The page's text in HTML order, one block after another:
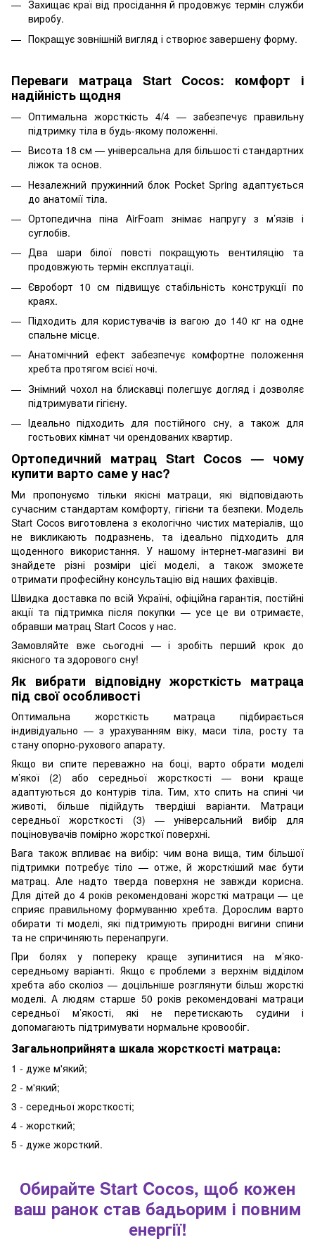
Захищає краї від просідання й продовжує термін служби
виробу.
Покращує зовнішній вигляд і створює завершену форму.
Переваги матраца Start Cocos: комфорт і
надійність щодня
Оптимальна жорсткість 4/4 — забезпечує правильну
підтримку тіла в будь-якому положенні.
Висота 18 см — універсальна для більшості стандартних
ліжок та основ.
Незалежний пружинний блок Pocket Spring адаптується
до анатомії тіла.
Ортопедична піна AirFoam знімає напругу з м’язів і
суглобів.
Два шари білої повсті покращують вентиляцію та
продовжують термін експлуатації.
Євроборт 10 см підвищує стабільність конструкції по
краях.
Підходить для користувачів із вагою до 140 кг на одне
спальне місце.
Анатомічний ефект забезпечує комфортне положення
хребта протягом всієї ночі.
Знімний чохол на блискавці полегшує догляд і дозволяє
підтримувати гігієну.
Ідеально підходить для постійного сну, а також для
гостьових кімнат чи орендованих квартир.
Ортопедичний матрац Start Cocos — чому
купити варто саме у нас?
Ми пропонуємо тільки якісні матраци, які відповідають
сучасним стандартам комфорту, гігієни та безпеки. Модель
Start Cocos виготовлена з екологічно чистих матеріалів, що
не викликають подразнень, та ідеально підходить для
щоденного використання. У нашому інтернет-магазині ви
знайдете різні розміри цієї моделі, а також зможете
отримати професійну консультацію від наших фахівців.
Швидка доставка по всій Україні, офіційна гарантія, постійні
акції та підтримка після покупки — усе це ви отримаєте,
обравши матрац Start Cocos у нас.
Замовляйте вже сьогодні — і зробіть перший крок до
якісного та здорового сну!
Як вибрати відповідну жорсткість матраца
під свої особливості
Оптимальна жорсткість матраца підбирається
індивідуально — з урахуванням віку, маси тіла, росту та
стану опорно-рухового апарату.
Якщо ви спите переважно на боці, варто обрати моделі
м’якої (2) або середньої жорсткості — вони краще
адаптуються до контурів тіла. Тим, хто спить на спині чи
животі, більше підійдуть твердіші варіанти. Матраци
середньої жорсткості (3) — універсальний вибір для
поціновувачів помірно жорсткої поверхні.
Вага також впливає на вибір: чим вона вища, тим більшої
підтримки потребує тіло — отже, й жорсткіший має бути
матрац. Але надто тверда поверхня не завжди корисна.
Для дітей до 4 років рекомендовані жорсткі матраци — це
сприяє правильному формуванню хребта. Дорослим варто
обирати ті моделі, які підтримують природні вигини спини
та не спричиняють перенапруги.
При болях у попереку краще зупинитися на м’яко-
середньому варіанті. Якщо є проблеми з верхнім відділом
хребта або сколіоз — доцільніше розглянути більш жорсткі
моделі. А людям старше 50 років рекомендовані матраци
середньої м’якості, які не перетискають судини і
допомагають підтримувати нормальне кровообіг.
Загальноприйнята шкала жорсткості матраца:
1 - дуже м'який;
2 - м'який;
3 - середньої жорсткості;
4 - жорсткий;
5 - дуже жорсткий.
Обирайте Start Cocos, щоб кожен
ваш ранок став бадьорим і повним
енергії!